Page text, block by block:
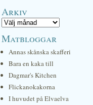
Arkiv
Matbloggar
Annas skånska skafferi
Bara en kaka till
Dagmar's Kitchen
Flickanokakorna
I huvudet på Elvaelva